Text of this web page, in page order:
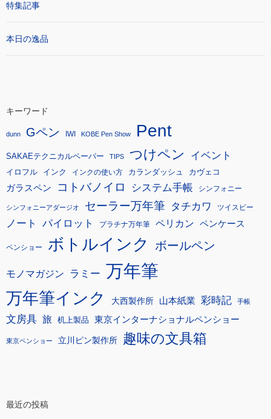
特集記事
本日の逸品
キーワード
dunn Gペン IWI KOBE Pen Show Pent
SAKAEテクニカルペーパー TIPS つけペン イベント
イロフル インク インクの使い方 カランダッシュ カヴェコ
ガラスペン コトバノイロ システム手帳 シンフォニー
シンフォニーアダージオ セーラー万年筆 タチカワ ツイスビー
ノート パイロット プラチナ万年筆 ペリカン ペンケース
ペンショー ボトルインク ボールペン
モノマガジン ラミー 万年筆
万年筆インク 大西製作所 山本紙業 彩時記 手帳
文房具 旅 机上製品 東京インターナショナルペンショー
東京ペンショー 立川ピン製作所 趣味の文具箱
最近の投稿